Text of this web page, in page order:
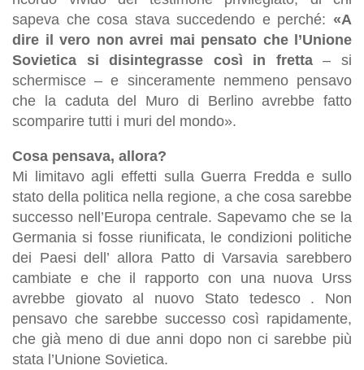
sapeva che cosa stava succedendo e perché: «A
dire il vero non avrei mai pensato che l’Unione
Sovietica si disintegrasse così in fretta– si
schermisce – e sinceramente nemmeno pensavo
che la caduta del Muro di Berlino avrebbe fatto
scomparire tutti i muri del mondo».
Cosa pensava, allora?
Mi limitavo agli effetti sulla Guerra Fredda e sullo
stato della politica nella regione, a che cosa sarebbe
successo nell’Europa centrale. Sapevamo che se la
Germania si fosse riunificata, le condizioni politiche
dei Paesi dell’ allora Patto di Varsavia sarebbero
cambiate e che il rapporto con una nuova Urss
avrebbe giovato al nuovo Stato tedesco . Non
pensavo che sarebbe successo così rapidamente,
che già meno di due anni dopo non ci sarebbe più
stata l’Unione Sovietica.